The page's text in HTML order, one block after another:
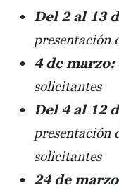
Del 2 al 13
presentación
4 de marzo:
solicitantes
Del 4 al 12
presentación
solicitantes
24 de